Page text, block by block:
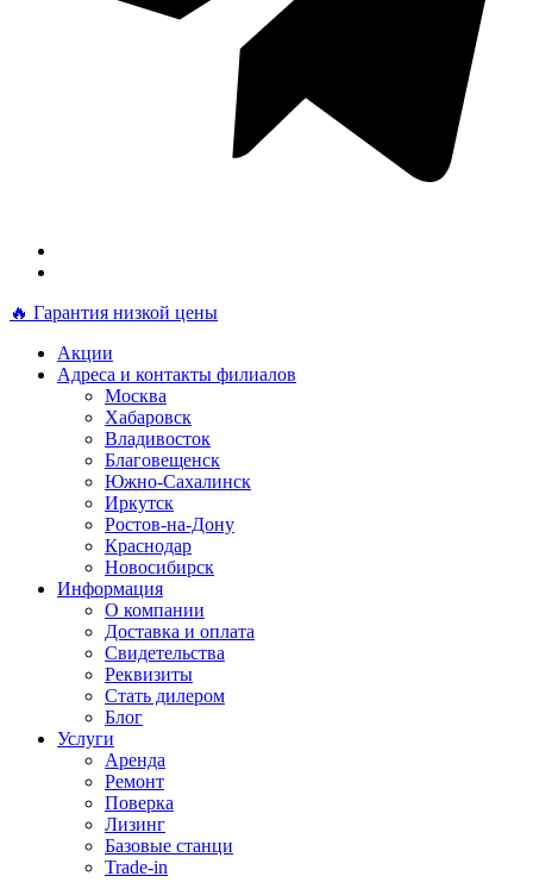
🔥 Гарантия низкой цены
Акции
Адреса и контакты филиалов
Москва
Хабаровск
Владивосток
Благовещенск
Южно-Сахалинск
Иркутск
Ростов-на-Дону
Краснодар
Новосибирск
Информация
О компании
Доставка и оплата
Свидетельства
Реквизиты
Стать дилером
Блог
Услуги
Аренда
Ремонт
Поверка
Лизинг
Базовые станци
Trade-in